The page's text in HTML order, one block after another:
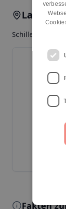
Lage &
Schillerstr. 64,
Fakten